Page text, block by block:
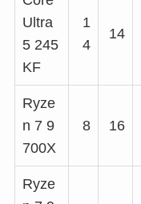
Ultra
5 245
KF
1
4
14
Ryze
n 7 9
700X
8 16
Ryze